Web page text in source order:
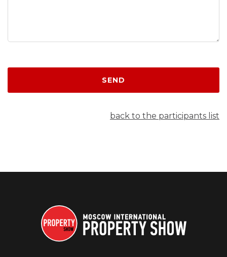
SEND
back to the participants list